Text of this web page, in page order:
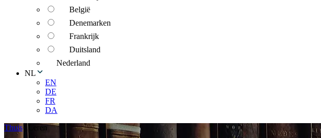
België
Denemarken
Frankrijk
Duitsland
Nederland
NL
EN
DE
FR
DA
Thuis| Leren